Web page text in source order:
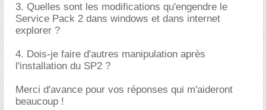
3. Quelles sont les modifications qu'engendre le
Service Pack 2 dans windows et dans internet
explorer ?
4. Dois-je faire d'autres manipulation après
l'installation du SP2 ?
Merci d'avance pour vos réponses qui m'aideront
beaucoup !